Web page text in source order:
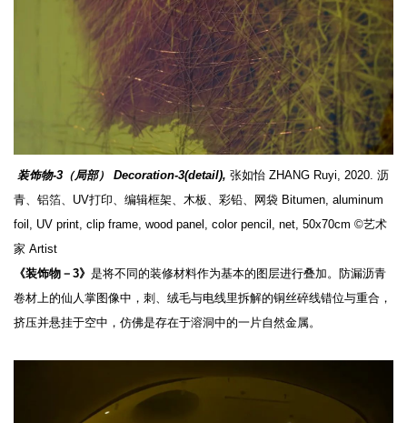
装饰物-3 （局部） Decoration-3(detail), 张如怡 ZHANG Ruyi, 2020. 沥
青、铝箔、UV打印、编辑框架、木板、彩铅、网袋 Bitumen, aluminum
foil, UV print, clip frame, wood panel, color pencil, net, 50x70cm ©艺术
家 Artist
《装饰物－3》 是将不同的装修材料作为基本的图层进行叠加。防漏沥青
卷材上的仙人掌图像中，刺、绒毛与电线里拆解的铜丝碎线错位与重合，
挤压并悬挂于空中，仿佛是存在于溶洞中的一片自然金属。